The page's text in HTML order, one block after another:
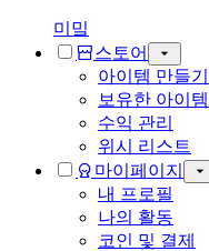
미밐
스토어
아이템 만들기
보유한 아이템
수익 관리
위시 리스트
마이페이지
내 프로필
나의 활동
코인 및 결제